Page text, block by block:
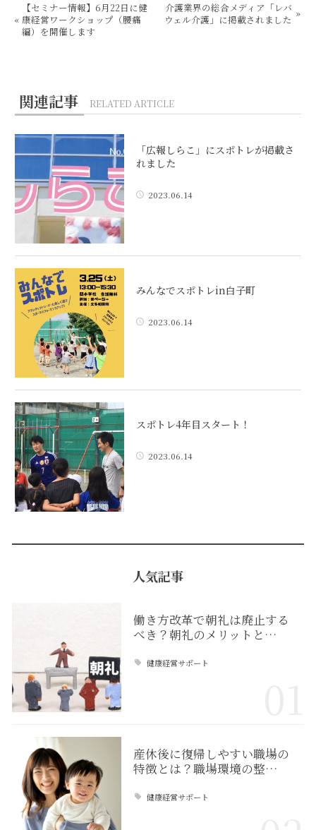
«
【セミナー情報】6月22日に健
康経営ワークショップ（腰痛
編）を開催します
介護業界の総合メディア「レバ
ウェル介護」に掲載されました »
関連記事 RELATED ARTICLE
「広報しらこ」にスポトレが掲載さ
れました
2023.06.14
みんなでスポトレin白子町
2023.06.14
スポトレ4年目スタート！
2023.06.14
人気記事
働き方改革で朝礼は廃止する
べき？朝礼のメリットと…
健康経営サポート
産休後に復帰しやすい職場の
特徴とは？職場環境の整…
健康経営サポート